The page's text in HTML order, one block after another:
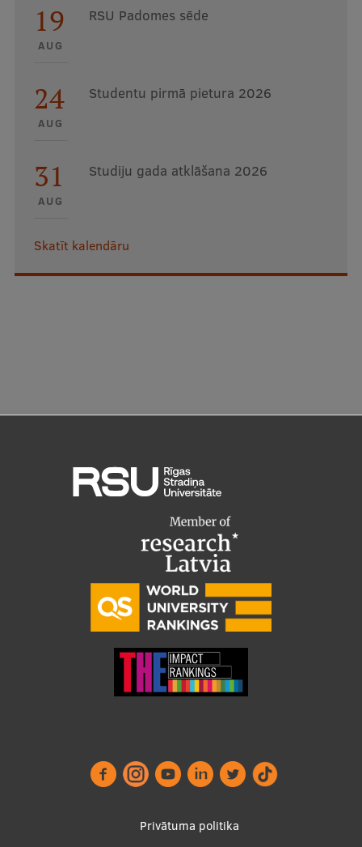
19
AUG
RSU Padomes sēde
24
AUG
Studentu pirmā pietura 2026
31
AUG
Studiju gada atklāšana 2026
Skatīt kalendāru
Privātuma politika